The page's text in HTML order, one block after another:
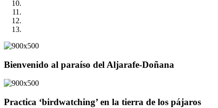
Bienvenido al paraíso del Aljarafe-Doñana
Practica ‘birdwatching’ en la tierra de los pájaros